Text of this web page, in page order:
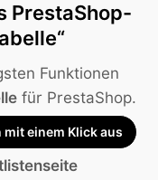
PrestaShop-
Funktionen
für PrestaShop.
einem Klick aus